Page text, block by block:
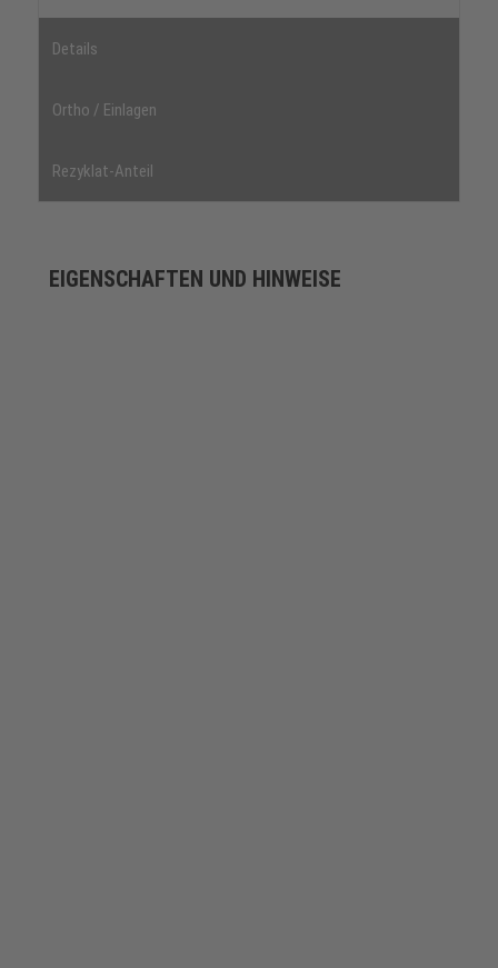
Details
Ortho / Einlagen
Rezyklat-Anteil
EIGENSCHAFTEN UND HINWEISE